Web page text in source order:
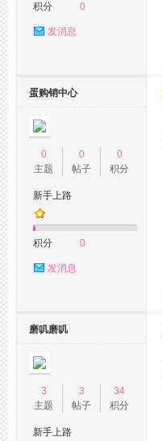
积分 0
发消息
蛋购销中心
0
主题
0
帖子
0
积分
新手上路
积分 0
发消息
磨叽磨叽
3
主题
3
帖子
34
积分
新手上路